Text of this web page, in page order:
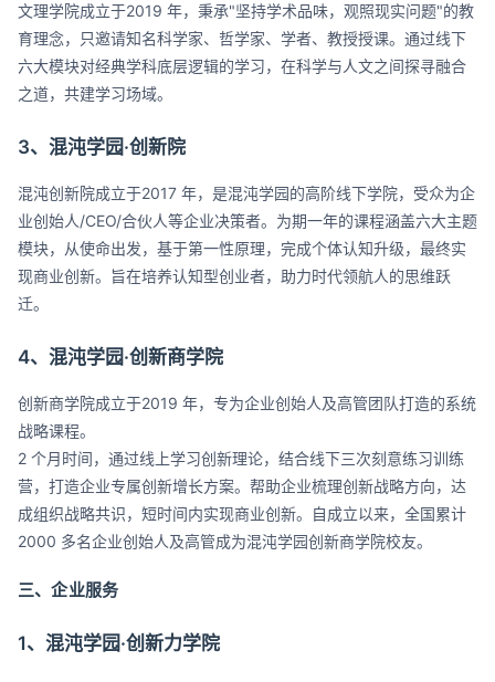
文理学院成立于2019 年，秉承"坚持学术品味，观照现实问题"的教
育理念，只邀请知名科学家、哲学家、学者、教授授课。通过线下
六大模块对经典学科底层逻辑的学习，在科学与人文之间探寻融合
之道，共建学习场域。
3、混沌学园·创新院
混沌创新院成立于2017 年，是混沌学园的高阶线下学院，受众为企
业创始人/CEO/合伙人等企业决策者。为期一年的课程涵盖六大主题
模块，从使命出发，基于第一性原理，完成个体认知升级，最终实
现商业创新。旨在培养认知型创业者，助力时代领航人的思维跃
迁。
4、混沌学园·创新商学院
创新商学院成立于2019 年，专为企业创始人及高管团队打造的系统
战略课程。
2 个月时间，通过线上学习创新理论，结合线下三次刻意练习训练
营，打造企业专属创新增长方案。帮助企业梳理创新战略方向，达
成组织战略共识，短时间内实现商业创新。自成立以来，全国累计
2000 多名企业创始人及高管成为混沌学园创新商学院校友。
三、企业服务
1、混沌学园·创新力学院